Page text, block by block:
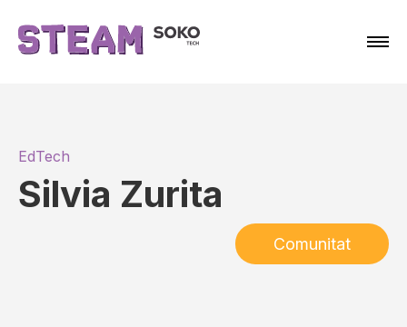
EdTech
Silvia Zurita
Comunitat